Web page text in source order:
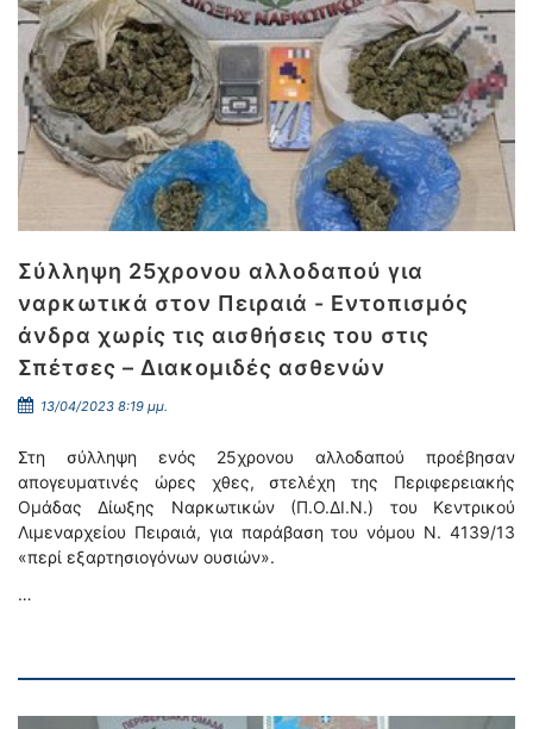
Σύλληψη 25χρονου αλλοδαπού για
ναρκωτικά στον Πειραιά - Εντοπισμός
άνδρα χωρίς τις αισθήσεις του στις
Σπέτσες – Διακομιδές ασθενών
13/04/2023 8:19 μμ.
Στη σύλληψη ενός 25χρονου αλλοδαπού προέβησαν
απογευματινές ώρες χθες, στελέχη της Περιφερειακής
Ομάδας Δίωξης Ναρκωτικών (Π.Ο.ΔΙ.Ν.) του Κεντρικού
Λιμεναρχείου Πειραιά, για παράβαση του νόμου Ν. 4139/13
«περί εξαρτησιογόνων ουσιών».
…